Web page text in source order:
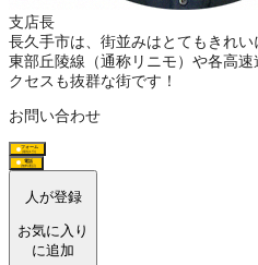
支店長
長久手市は、街並みはとてもきれ
東部丘陵線（通称リニモ）や各高
クセスも抜群な街です！
お問い合わせ
フォーム
(最短1分)
電話
(無料通話)
人が登録
お気に入り
に追加